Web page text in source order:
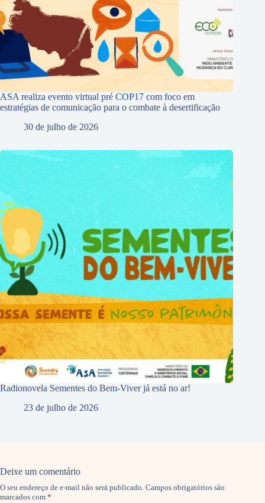
ASA realiza evento virtual pré COP17 com foco em
estratégias de comunicação para o combate à desertificação
30 de julho de 2026
Radionovela Sementes do Bem-Viver já está no ar!
23 de julho de 2026
Deixe um comentário
O seu endereço de e-mail não será publicado. Campos obrigatórios são
marcados com *